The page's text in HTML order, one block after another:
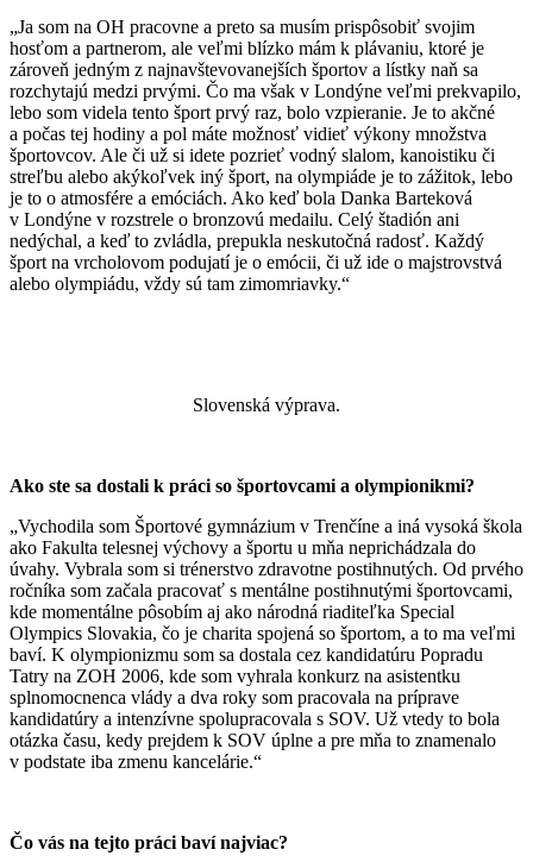
„Ja som na OH pracovne a preto sa musím prispôsobiť svojim
hosťom a partnerom, ale veľmi blízko mám k plávaniu, ktoré je
zároveň jedným z najnavštevovanejších športov a lístky naň sa
rozchytajú medzi prvými. Čo ma však v Londýne veľmi prekvapilo,
lebo som videla tento šport prvý raz, bolo vzpieranie. Je to akčné
a počas tej hodiny a pol máte možnosť vidieť výkony množstva
športovcov. Ale či už si idete pozrieť vodný slalom, kanoistiku či
streľbu alebo akýkoľvek iný šport, na olympiáde je to zážitok, lebo
je to o atmosfére a emóciách. Ako keď bola Danka Barteková
v Londýne v rozstrele o bronzovú medailu. Celý štadión ani
nedýchal, a keď to zvládla, prepukla neskutočná radosť. Každý
šport na vrcholovom podujatí je o emócii, či už ide o majstrovstvá
alebo olympiádu, vždy sú tam zimomriavky.“
Slovenská výprava.
Ako ste sa dostali k práci so športovcami a olympionikmi?
„Vychodila som Športové gymnázium v Trenčíne a iná vysoká škola
ako Fakulta telesnej výchovy a športu u mňa neprichádzala do
úvahy. Vybrala som si trénerstvo zdravotne postihnutých. Od prvého
ročníka som začala pracovať s mentálne postihnutými športovcami,
kde momentálne pôsobím aj ako národná riaditeľka Special
Olympics Slovakia, čo je charita spojená so športom, a to ma veľmi
baví. K olympionizmu som sa dostala cez kandidatúru Popradu
Tatry na ZOH 2006, kde som vyhrala konkurz na asistentku
splnomocnenca vlády a dva roky som pracovala na príprave
kandidatúry a intenzívne spolupracovala s SOV. Už vtedy to bola
otázka času, kedy prejdem k SOV úplne a pre mňa to znamenalo
v podstate iba zmenu kancelárie.“
Čo vás na tejto práci baví najviac?